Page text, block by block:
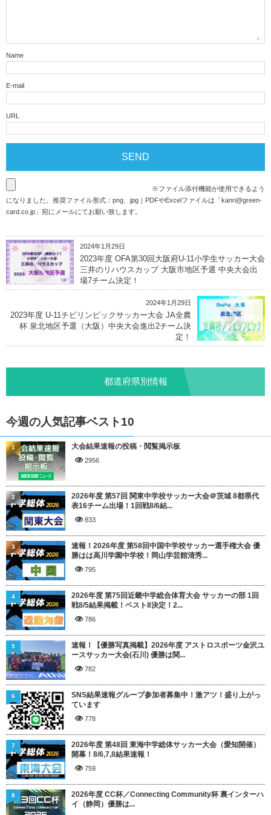
Name
E-mail
URL
※ファイル添付機能が使用できるよう
になりました。推奨ファイル形式：png、jpg｜PDFやExcelファイルは「kanri@green-
card.co.jp 」宛にメールにてお願い致します。
2024年1月29日
2023年度 OFA第30回大阪府U-11小学生サッカー大会
三井のリハウスカップ 大阪市地区予選 中央大会出
場7チーム決定！
2024年1月29日
2023年度 U-11チビリンピックサッカー大会 JA全農
杯 泉北地区予選（大阪）中央大会進出2チーム決
定！
都道府県別情報
今週の人気記事ベスト10
大会結果速報の投稿・閲覧掲示板
2956
1
2026年度 第57回 関東中学校サッカー大会＠茨城 8都県代
表16チーム出場！1回戦8/6結...
833
2
速報！2026年度 第58回中国中学校サッカー選手権大会 優
勝はは高川学園中学校！岡山学芸館清秀...
795
3
2026年度 第75回近畿中学総合体育大会 サッカーの部 1回
戦8/5結果掲載！ベスト8決定！2...
786
4
速報！【優勝写真掲載】2026年度 アストロスポーツ金沢ユ
ースサッカー大会(石川) 優勝は関...
782
5
SNS結果速報グループ参加者募集中！激アツ！盛り上がっ
ています
778
6
2026年度 第48回 東海中学総体サッカー大会（愛知開催）
開幕！8/6,7,8結果速報！
759
7
2026年度 CC杯／Connecting Community杯 裏インターハ
イ（静岡）優勝は...
8